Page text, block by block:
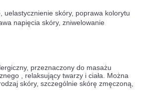
uelastycznienie skóry, poprawa kolorytu
napięcia skóry, zniwelowanie
przeznaczony do masażu
, relaksujący twarzy i ciała. Można
skóry, szczególnie skórę zmęczoną,